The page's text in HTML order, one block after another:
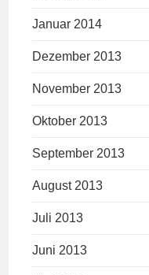
Januar 2014
Dezember 2013
November 2013
Oktober 2013
September 2013
August 2013
Juli 2013
Juni 2013